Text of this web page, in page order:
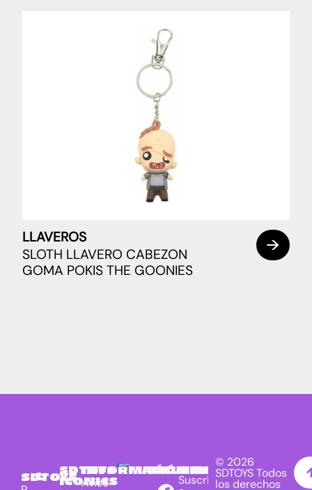
LLAVEROS
SLOTH LLAVERO CABEZON
GOMA POKIS THE GOONIES
SDTOYS
LICENCIAS
SDTOYS
ICONICS
INFORMACIÓN
Aviso
SÍGUENOS
NEWSLETTER
Suscríbete
© 2026
SDTOYS Todos
los derechos